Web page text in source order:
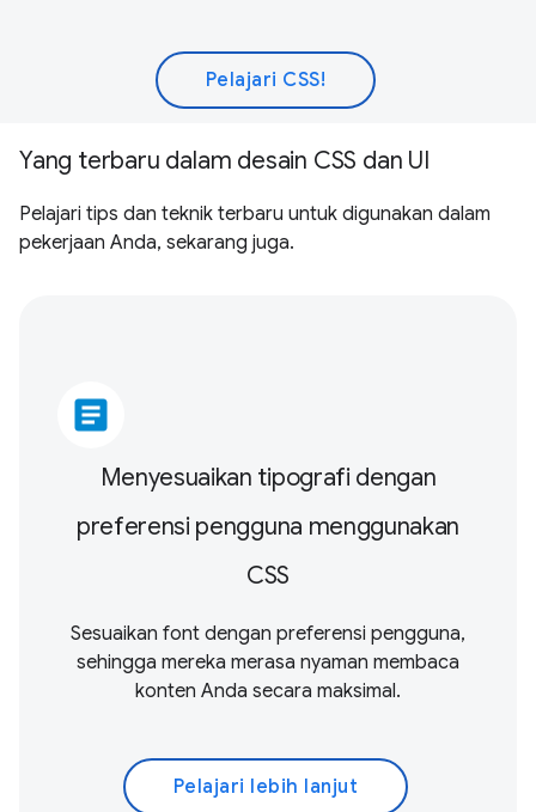
Pelajari CSS!
Yang terbaru dalam desain CSS dan UI
Pelajari tips dan teknik terbaru untuk digunakan dalam
pekerjaan Anda, sekarang juga.
article
Menyesuaikan tipografi dengan
preferensi pengguna menggunakan
CSS
Sesuaikan font dengan preferensi pengguna,
sehingga mereka merasa nyaman membaca
konten Anda secara maksimal.
Pelajari lebih lanjut